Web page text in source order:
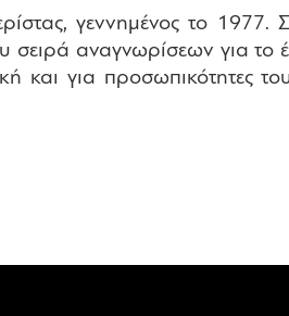
γεννημένος το 1977.
σειρά αναγνωρίσεων για
και για προσωπικότητες